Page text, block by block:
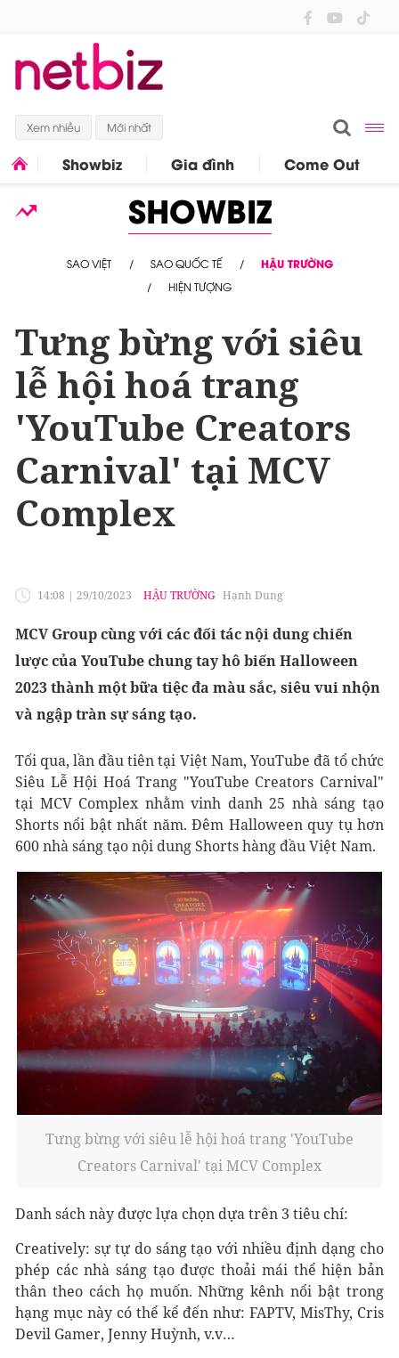
Xem nhiều Mới nhất
Showbiz Gia đình Come Out
SHOWBIZ
SAO VIỆT SAO QUỐC TẾ
HẬU TRƯỜNG
HIỆN TƯỢNG
Tưng bừng với siêu
lễ hội hoá trang
'YouTube Creators
Carnival' tại MCV
Complex
14:08 | 29/10/2023 HẬU TRƯỜNG Hạnh Dung
MCV Group cùng với các đối tác nội dung chiến
lược của YouTube chung tay hô biến Halloween
2023 thành một bữa tiệc đa màu sắc, siêu vui nhộn
và ngập tràn sự sáng tạo.
Tối qua, lần đầu tiên tại Việt Nam, YouTube đã tổ chức
Siêu Lễ Hội Hoá Trang "YouTube Creators Carnival"
tại MCV Complex nhằm vinh danh 25 nhà sáng tạo
Shorts nổi bật nhất năm. Đêm Halloween quy tụ hơn
600 nhà sáng tạo nội dung Shorts hàng đầu Việt Nam.
Tưng bừng với siêu lễ hội hoá trang 'YouTube
Creators Carnival' tại MCV Complex
Danh sách này được lựa chọn dựa trên 3 tiêu chí:
Creatively: sự tự do sáng tạo với nhiều định dạng cho
phép các nhà sáng tạo được thoải mái thể hiện bản
thân theo cách họ muốn. Những kênh nổi bật trong
hạng mục này có thể kể đến như: FAPTV, MisThy, Cris
Devil Gamer, Jenny Huỳnh, v.v…